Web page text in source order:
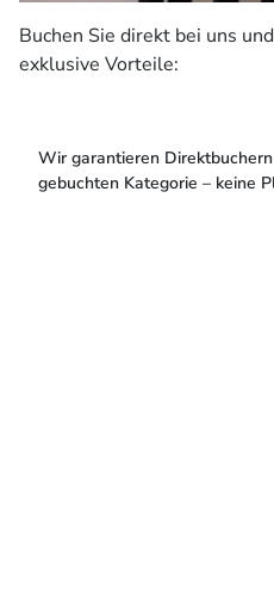
Buchen Sie direkt bei uns
exklusive Vorteile:
Wir garantieren
gebuchten Kategorie – keine